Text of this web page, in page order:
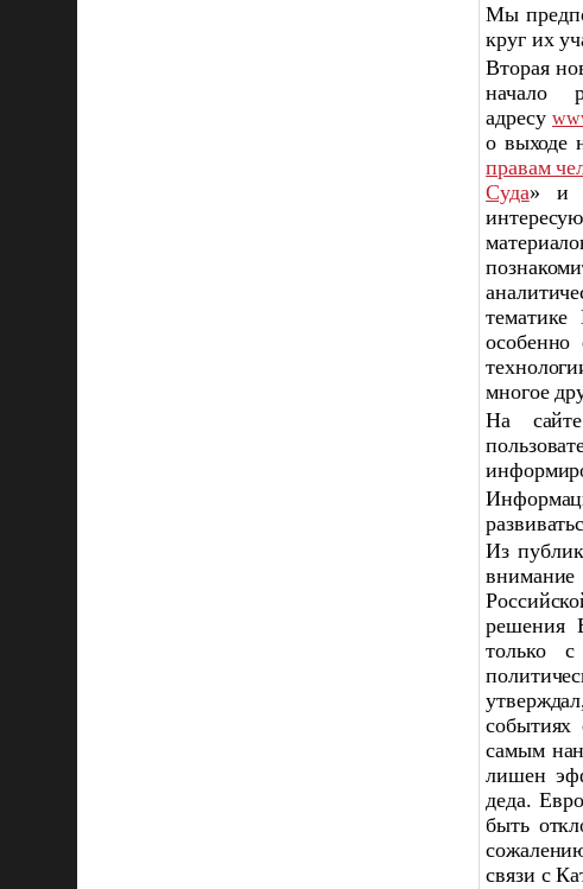
Мы
круг их
Вторая
начало
адресу
о выходе
правам
Суда» и
многое
На
Из
решения
только
событиях
самым
лишен
деда.
быть
связи с